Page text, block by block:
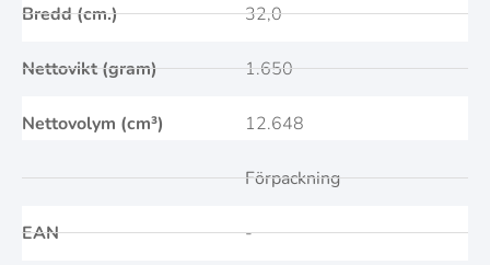
Bredd (cm.)
Nettovikt (gram)
Nettovolym (cm³)
32,0
1.650
12.648
EAN
Förpackning
-